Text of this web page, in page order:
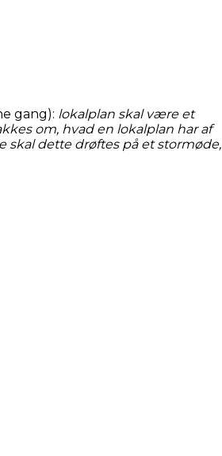
gang): lokalplan skal være et
om, hvad en lokalplan har af
skal dette drøftes på et stormøde,